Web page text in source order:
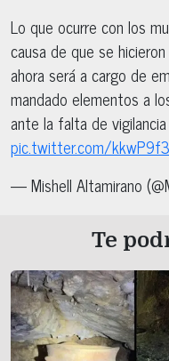
Lo que ocurre con los
causa de que se
ahora será a cargo de
mandado elementos a
ante la falta de
pic.twitter.com/
— Mishell Altamirano
Te